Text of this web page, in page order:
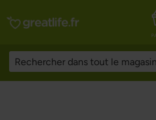
Start Greatlife Magazine